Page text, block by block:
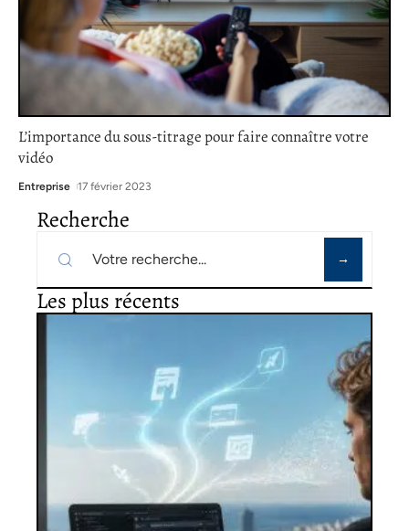
L’importance du sous-titrage pour faire connaître votre
vidéo
Entreprise 17 février 2023
Recherche
Les plus récents